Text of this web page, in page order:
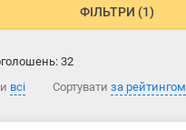
до оголошенняФІЛЬТРИ (1)
32
всі Сортувати за рейтингом